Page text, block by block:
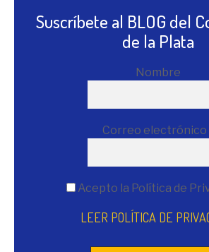
Suscríbete al BLOG del
de la Plata
Nombre
Correo electrónico
Acepto la Política de
LEER POLÍTICA DE